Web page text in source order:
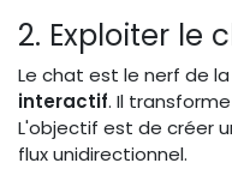
2. Exploiter le
Le chat est le nerf de
interactif. Il
L'objectif est de créer
flux unidirectionnel.